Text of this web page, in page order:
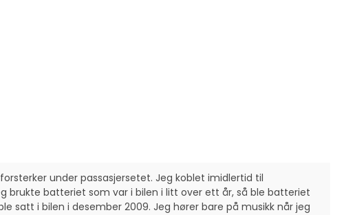
under passasjersetet. Jeg koblet imidlertid til
brukte batteriet som var i bilen i litt over ett år, så ble batteriet
satt i bilen i desember 2009. Jeg hører bare på musikk når jeg